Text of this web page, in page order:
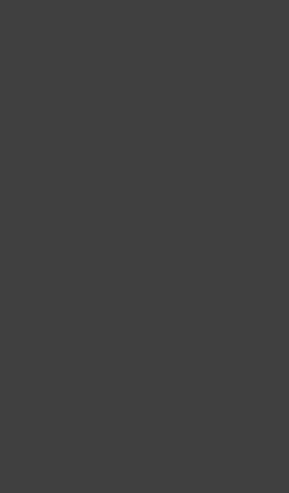
der EU.
eingestuft wird. So besteht etwa
verarbeiten, ohne dass